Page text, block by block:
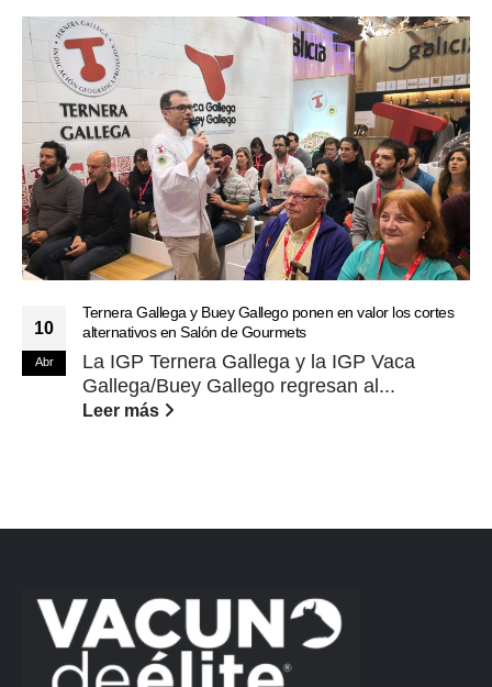
10
Abr
Ternera Gallega y Buey Gallego ponen en valor los cortes
alternativos en Salón de Gourmets
La IGP Ternera Gallega y la IGP Vaca
Gallega/Buey Gallego regresan al...
Leer más